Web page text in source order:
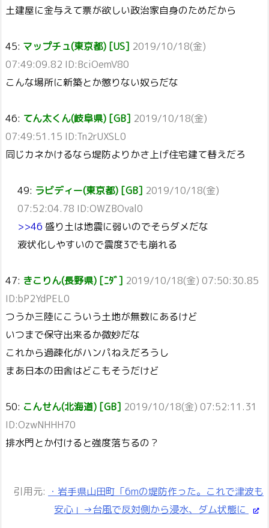
土建屋に金与えて票が欲しい政治家自身のためだから
45: マップチュ(東京都) [US] 2019/10/18(金)
07:49:09.82 ID:BciOemV80
こんな場所に新築とか懲りない奴らだな
46: てん太くん(岐阜県) [GB] 2019/10/18(金)
07:49:51.15 ID:Tn2rUXSL0
同じカネかけるなら堤防よりかさ上げ住宅建て替えだろ
49: ラビディー(東京都) [GB] 2019/10/18(金)
07:52:04.78 ID:OWZBOval0
>>46 盛り土は地震に弱いのでそらダメだな
液状化しやすいので震度3でも崩れる
47: きこりん(長野県) [ﾆﾀﾞ] 2019/10/18(金) 07:50:30.85
ID:bP2YdPEL0
つうか三陸にこういう土地が無数にあるけど
いつまで保守出来るか微妙だな
これから過疎化がハンパねえだろうし
まあ日本の田舎はどこもそうだけど
50: こんせん(北海道) [GB] 2019/10/18(金) 07:52:11.31
ID:OzwNHHH70
排水門とか付けると強度落ちるの？
引用元: ・岩手県山田町「6mの堤防作った。これで津波も
安心」→台風で反対側から浸水、ダム状態に